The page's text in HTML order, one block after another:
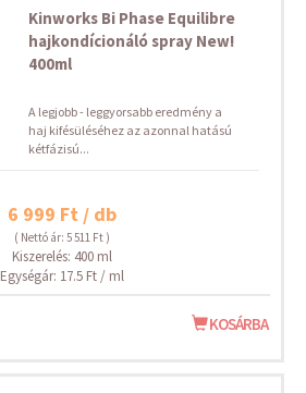
Kinworks Bi Phase Equilibre
hajkondícionáló spray New!
400ml
A legjobb - leggyorsabb eredmény a
haj kifésüléséhez az azonnal hatású
kétfázisú...
6 999 Ft / db
( Nettó ár: 5 511 Ft )
Kiszerelés: 400 ml
Egységár: 17.5 Ft / ml
KOSÁRBA